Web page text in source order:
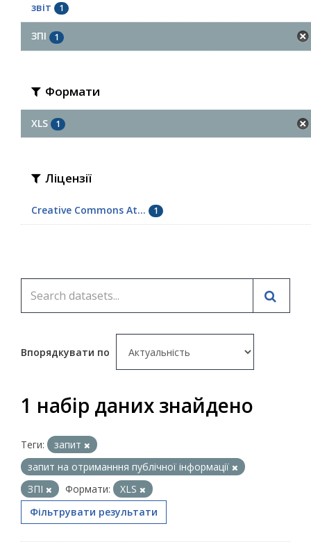
звіт 1
ЗПІ 1
Формати
XLS 1
Ліцензії
Creative Commons At... 1
Впорядкувати по
1 набір даних знайдено
Теги:
запит
запит на отриманння публічної інформації
ЗПІ
Формати:
XLS
Фільтрувати результати